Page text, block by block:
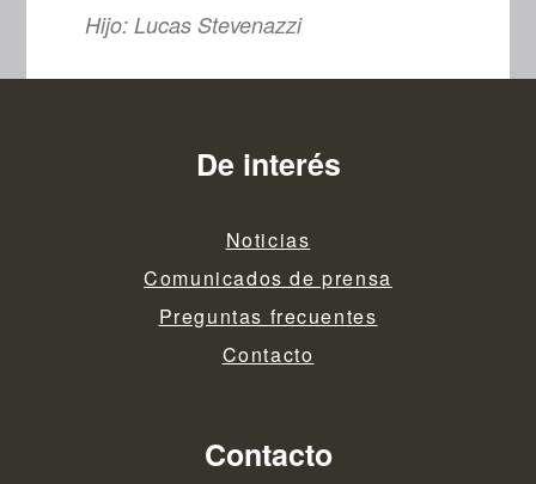
Hijo: Lucas Stevenazzi
De interés
Noticias
Comunicados de prensa
Preguntas frecuentes
Contacto
Contacto